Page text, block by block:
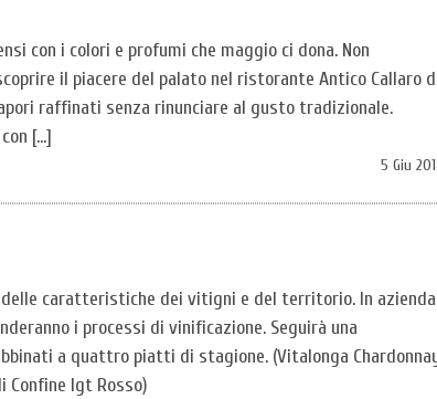
con i colori e profumi che maggio ci dona. Non
il piacere del palato nel ristorante Antico Callaro
raffinati senza rinunciare al gusto tradizionale.
[…]
5 Giu
caratteristiche dei vitigni e del territorio. In azienda
i processi di vinificazione. Seguirà una
a quattro piatti di stagione. (Vitalonga
Confine Igt Rosso)